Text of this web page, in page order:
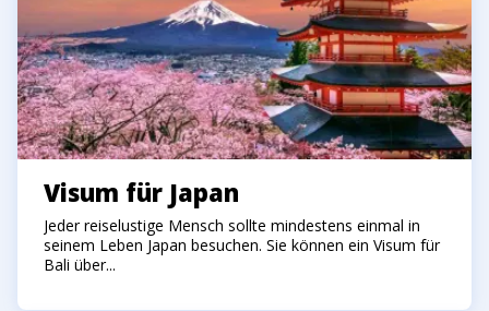
Visum für Japan
Jeder reiselustige Mensch sollte mindestens einmal in
seinem Leben Japan besuchen. Sie können ein Visum für
Bali über...